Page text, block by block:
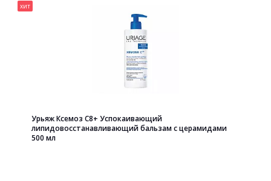
хит
Урьяж Ксемоз С8+ Успокаивающий
липидовосстанавливающий бальзам с церамидами
500 мл